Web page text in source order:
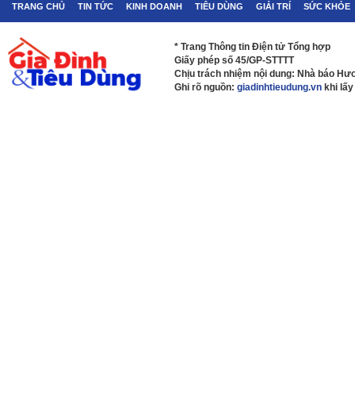
TRANG CHỦ TIN TỨC KINH DOANH TIÊU DÙNG GIẢI TRÍ SỨC KHỎE
* Trang Thông tin Điện tử Tổng hợp
Giấy phép số 45/GP-STTTT
Chịu trách nhiệm nội dung: Nhà báo
Ghi rõ nguồn: giadinhtieudung.vn khi